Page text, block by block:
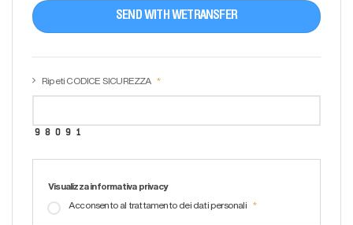
SEND WITH WETRANSFER
Ripeti CODICE SICUREZZA
Visualizza informativa privacy
Acconsento al trattamento dei dati personali